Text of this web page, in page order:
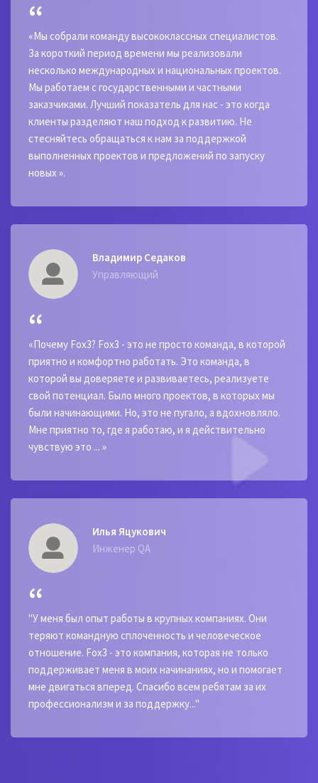
«Мы собрали команду высококлассных специалистов.
За короткий период времени мы реализовали
несколько международных и национальных проектов.
Мы работаем с государственными и частными
заказчиками. Лучший показатель для нас - это когда
клиенты разделяют наш подход к развитию. Не
стесняйтесь обращаться к нам за поддержкой
выполненных проектов и предложений по запуску
новых ».
Владимир Седаков
Управляющий
«Почему Fox3? Fox3 - это не просто команда, в которой
приятно и комфортно работать. Это команда, в
которой вы доверяете и развиваетесь, реализуете
свой потенциал. Было много проектов, в которых мы
были начинающими. Но, это не пугало, а вдохновляло.
Мне приятно то, где я работаю, и я действительно
чувствую это ... »
Илья Яцукович
Инженер QA
"У меня был опыт работы в крупных компаниях. Они
теряют командную сплоченность и человеческое
отношение. Fox3 - это компания, которая не только
поддерживает меня в моих начинаниях, но и помогает
мне двигаться вперед. Спасибо всем ребятам за их
профессионализм и за поддержку..."